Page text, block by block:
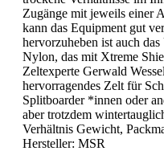
Zugänge mit jeweils einer
kann das Equipment gut
hervorzuheben ist auch
Nylon, das mit Xtreme
Zeltexperte Gerwald
hervorragendes Zelt für
Splitboarder *innen oder
aber trotzdem
Verhältnis Gewicht,
Hersteller: MSR